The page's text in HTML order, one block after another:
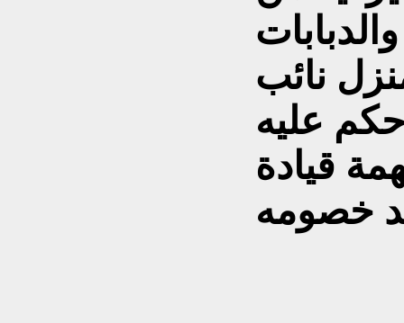
نائب
عليه
قيادة